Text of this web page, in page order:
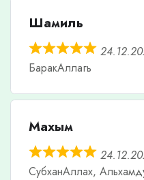
Шамиль
БаракАллагь
Махым
СубханАллах,